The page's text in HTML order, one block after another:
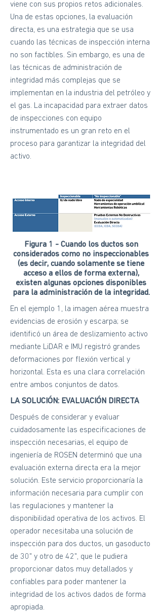
viene con sus propios retos adicionales.
Una de estas opciones, la evaluación
directa, es una estrategia que se usa
cuando las técnicas de inspección interna
no son factibles. Sin embargo, es una de
las técnicas de administración de
integridad más complejas que se
implementan en la industria del petróleo y
el gas. La incapacidad para extraer datos
de inspecciones con equipo
instrumentado es un gran reto en el
proceso para garantizar la integridad del
activo.
Figura 1 - Cuando los ductos son
considerados como no inspeccionables
(es decir, cuando solamente se tiene
acceso a ellos de forma externa),
existen algunas opciones disponibles
para la administración de la integridad.
En el ejemplo 1, la imagen aérea muestra
evidencias de erosión y escarpa; se
identificó un área de deslizamiento activo
mediante LiDAR e IMU registró grandes
deformaciones por flexión vertical y
horizontal. Esta es una clara correlación
entre ambos conjuntos de datos.
LA SOLUCIÓN: EVALUACIÓN DIRECTA
Después de considerar y evaluar
cuidadosamente las especificaciones de
inspección necesarias, el equipo de
ingeniería de ROSEN determinó que una
evaluación externa directa era la mejor
solución. Este servicio proporcionaría la
información necesaria para cumplir con
las regulaciones y mantener la
disponibilidad operativa de los activos. El
operador necesitaba una solución de
inspección para dos ductos, un gasoducto
de 30" y otro de 42", que le pudiera
proporcionar datos muy detallados y
confiables para poder mantener la
integridad de los activos dados de forma
apropiada.